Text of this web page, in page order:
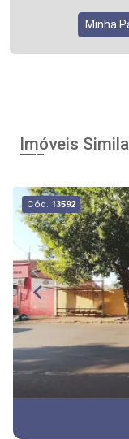
Minha
Imóveis
Cód. 13592